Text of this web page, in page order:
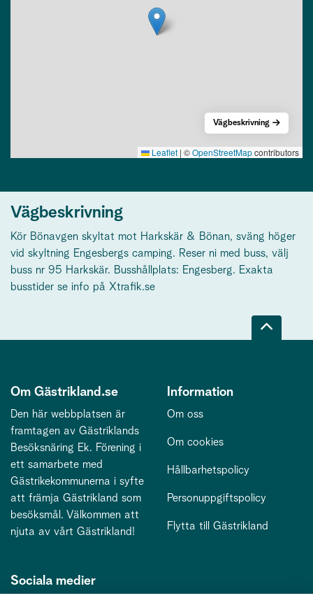
Leaflet | ©OpenStreetMapcontributors
Vägbeskrivning
Vägbeskrivning
Kör Bönavgen skyltat mot Harkskär & Bönan, sväng höger
vid skyltning Engesbergs camping. Reser ni med buss, välj
buss nr 95 Harkskär. Busshållplats: Engesberg. Exakta
busstider se info på Xtrafik.se
Om Gästrikland.se
Den här webbplatsen är
framtagen av Gästriklands
Besöksnäring Ek. Förening i
ett samarbete med
Gästrikekommunerna i syfte
att främja Gästrikland som
besöksmål. Välkommen att
njuta av vårt Gästrikland!
Information
Om oss
Om cookies
Hållbarhetspolicy
Personuppgiftspolicy
Flytta till Gästrikland
Sociala medier